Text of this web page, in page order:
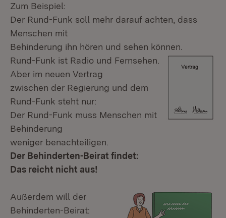
Zum Beispiel:
Der Rund-Funk soll mehr darauf achten, dass
Menschen mit
Behinderung ihn hören und sehen können.
Rund-Funk ist Radio und Fernsehen.
Aber im neuen Vertrag
zwischen der Regierung und dem
Rund-Funk steht nur:
Der Rund-Funk muss Menschen mit
Behinderung
weniger benachteiligen.
Der Behinderten-Beirat findet:
Das reicht nicht aus!
Außerdem will der
Behinderten-Beirat: